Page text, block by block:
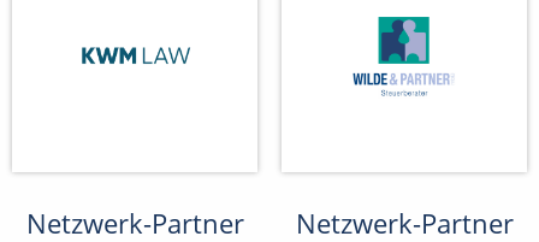
Netzwerk-Partner Netzwerk-Partner